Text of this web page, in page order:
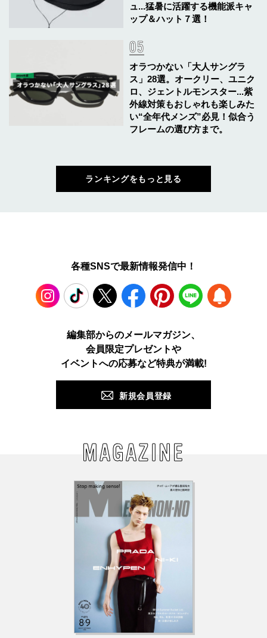
ュ...猛暑に活躍する機能派キャ
ップ＆ハット７選！
オラつかない「大人サングラ
ス」28選。オークリー、ユニク
ロ、ジェントルモンスター...紫
外線対策もおしゃれも楽しみた
い“全年代メンズ”必見！似合う
フレームの選び方まで。
ランキングをもっと見る
各種SNSで最新情報発信中！
TikTok X Facebook Pinterest LINE
編集部からのメールマガジン、
会員限定プレゼントや
イベントへの応募など特典が満載!
新規会員登録
MAGAZINE